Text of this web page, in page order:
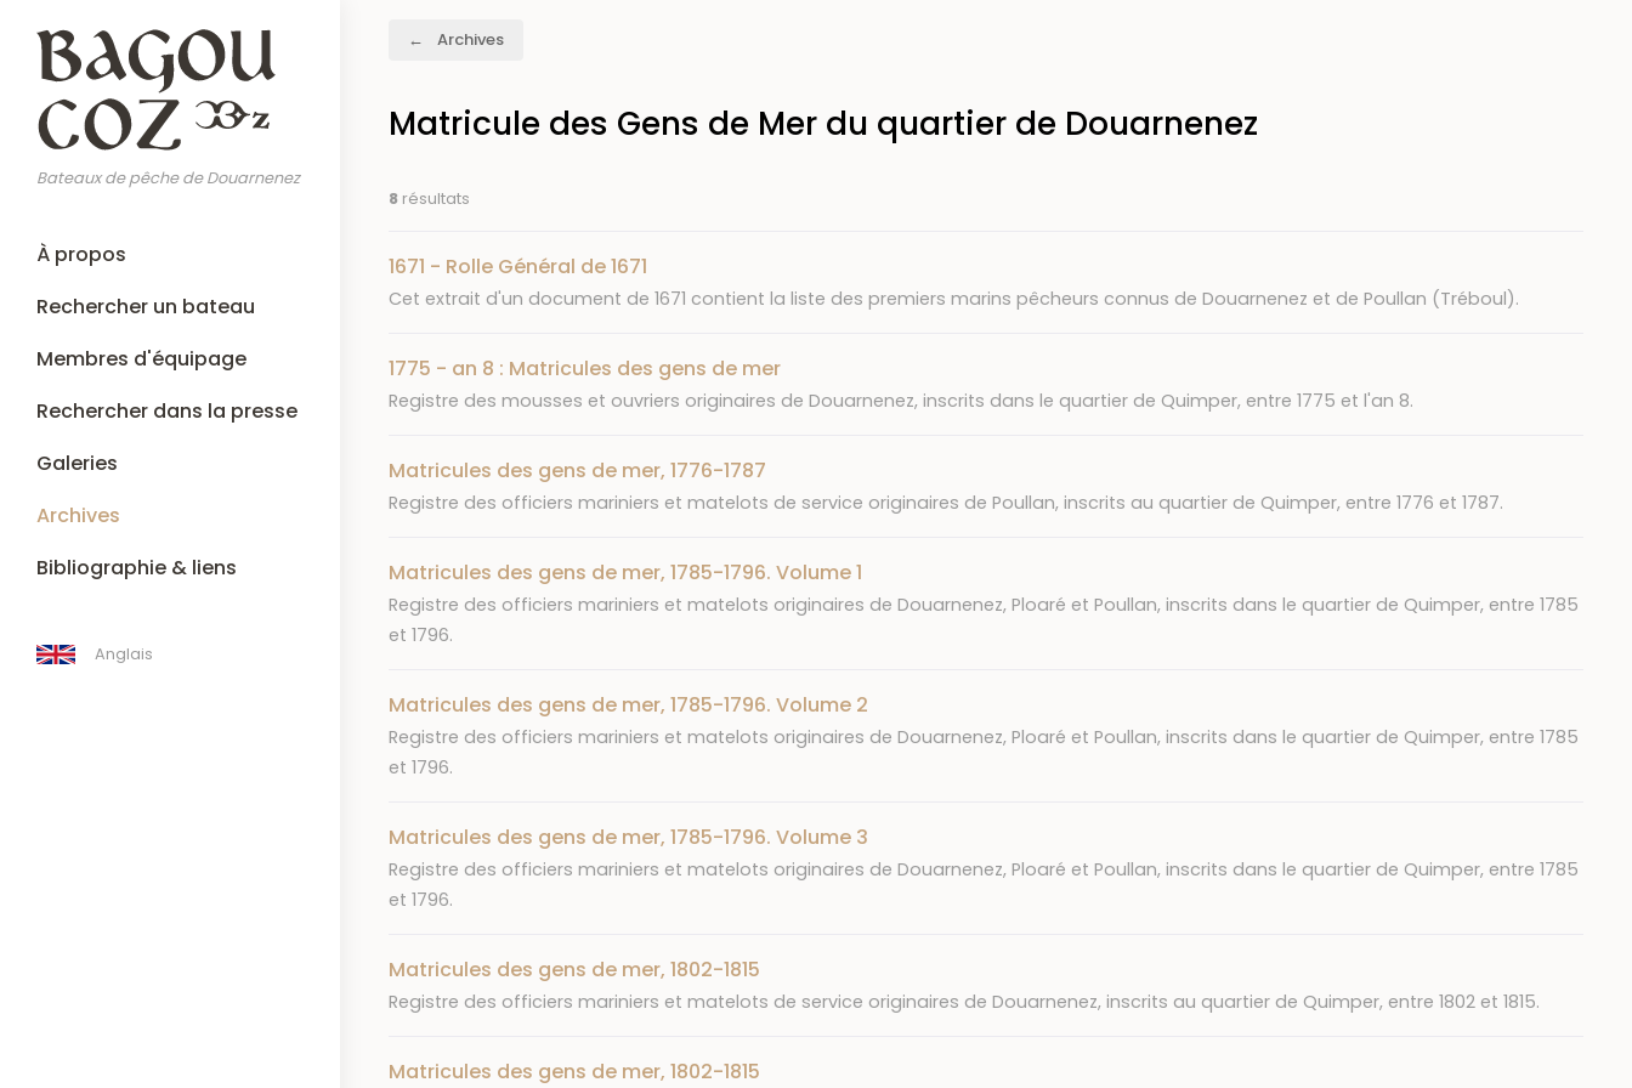
contenu
principal
Bateaux de pêche de Douarnenez
Main
navigation
À propos
Rechercher un bateau
Membres d'équipage
Rechercher dans la presse
Galeries
Archives
Bibliographie & liens
Anglais
Archives
Matricule des Gens de Mer du quartier de Douarnenez
8 résultats
1671 - Rolle Général de 1671
Résumé
Cet extrait d'un document de 1671 contient la liste des premiers marins pêcheurs connus de Douarnenez et de Poullan (Tréboul).
1775 - an 8 : Matricules des gens de mer
Résumé
Registre des mousses et ouvriers originaires de Douarnenez, inscrits dans le quartier de Quimper, entre 1775 et l'an 8.
Matricules des gens de mer, 1776-1787
Résumé
Registre des officiers mariniers et matelots de service originaires de Poullan, inscrits au quartier de Quimper, entre 1776 et 1787.
Matricules des gens de mer, 1785-1796. Volume 1
Résumé
Registre des officiers mariniers et matelots originaires de Douarnenez, Ploaré et Poullan, inscrits dans le quartier de Quimper, entre 1785
et 1796.
Matricules des gens de mer, 1785-1796. Volume 2
Résumé
Registre des officiers mariniers et matelots originaires de Douarnenez, Ploaré et Poullan, inscrits dans le quartier de Quimper, entre 1785
et 1796.
Matricules des gens de mer, 1785-1796. Volume 3
Résumé
Registre des officiers mariniers et matelots originaires de Douarnenez, Ploaré et Poullan, inscrits dans le quartier de Quimper, entre 1785
et 1796.
Matricules des gens de mer, 1802-1815
Résumé
Registre des officiers mariniers et matelots de service originaires de Douarnenez, inscrits au quartier de Quimper, entre 1802 et 1815.
Matricules des gens de mer, 1802-1815